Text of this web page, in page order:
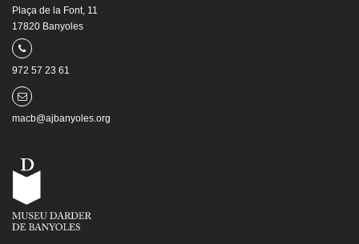
Plaça de la Font, 11
17820 Banyoles
972 57 23 61
macb@ajbanyoles.org